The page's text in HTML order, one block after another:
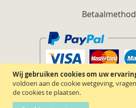
Wij gebruiken cookies om uw
voldoen aan de cookie wetgeving,
de cookies te plaatsen.
Chimmy Churry TM. Alle rechten